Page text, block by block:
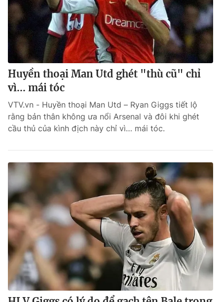
Huyền thoại Man Utd ghét "thù cũ" chỉ
vì... mái tóc
VTV.vn - Huyền thoại Man Utd – Ryan Giggs tiết lộ
rằng bản thân không ưa nổi Arsenal và đôi khi ghét
cầu thủ của kình địch này chỉ vì… mái tóc.